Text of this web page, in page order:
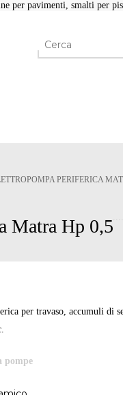
per pavimenti, smalti per
PERIFERICA
Matra Hp 0,5
per travaso, accumuli di
pompe